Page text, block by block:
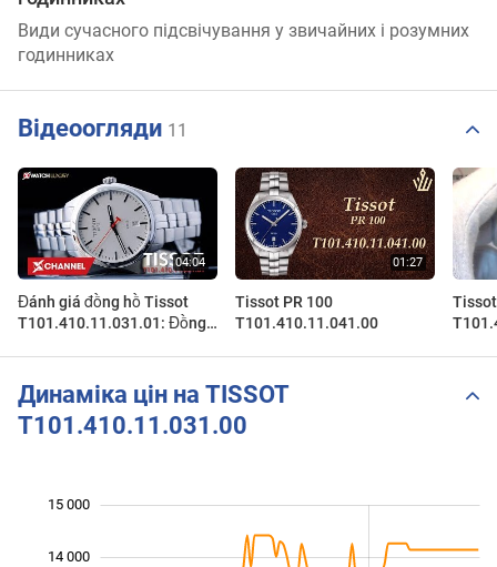
Види сучасного підсвічування у звичайних і розумних
годинниках
Відеоогляди 11
Đánh giá đồng hồ Tissot
T101.410.11.031.01: Đồng
Tissot PR 100
T101.410.11.041.00
Динаміка цін на TISSOT
T101.410.11.031.00
14 000
15 000